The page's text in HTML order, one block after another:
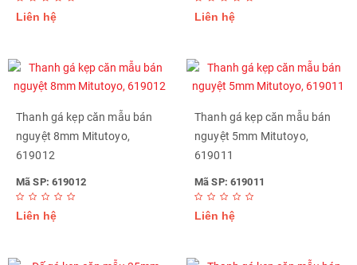
Liên hệ Liên hệ
Thanh gá kẹp căn mẫu bán
nguyệt 8mm Mitutoyo,
619012
Mã SP: 619012
Liên hệ
Thanh gá kẹp căn mẫu bán
nguyệt 5mm Mitutoyo,
619011
Mã SP: 619011
Liên hệ